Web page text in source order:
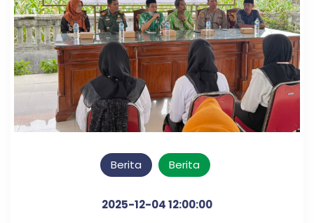
Berita Berita
2025-12-04 12:00:00